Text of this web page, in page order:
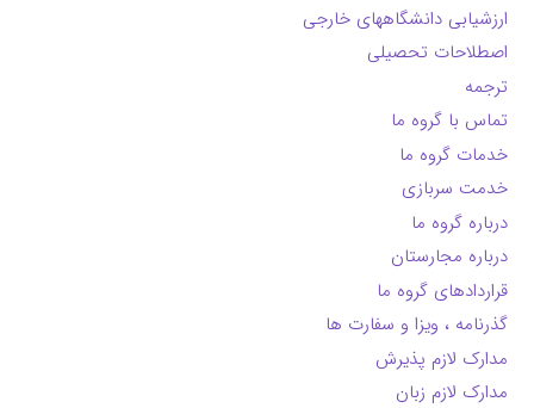
ارزشیابی دانشگاههای خارجی
اصطلاحات تحصیلی
ترجمه
تماس با گروه ما
خدمات گروه ما
خدمت سربازی
درباره گروه ما
درباره مجارستان
قراردادهای گروه ما
گذرنامه ، ویزا و سفارت ها
مدارک لازم پذیرش
مدارک لازم زبان